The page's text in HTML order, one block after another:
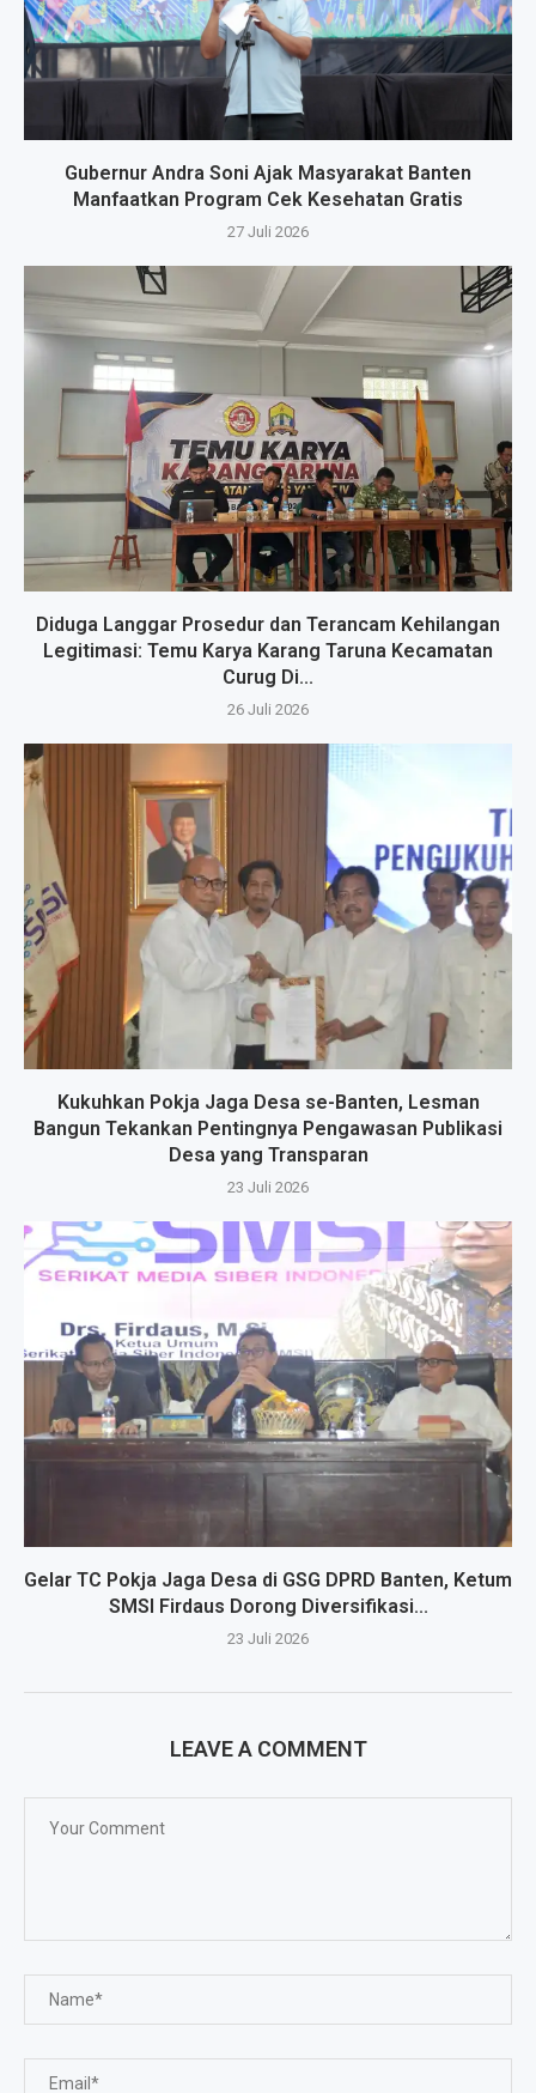
Gubernur Andra Soni Ajak Masyarakat Banten
Manfaatkan Program Cek Kesehatan Gratis
27 Juli 2026
Diduga Langgar Prosedur dan Terancam Kehilangan
Legitimasi: Temu Karya Karang Taruna Kecamatan
Curug Di...
26 Juli 2026
Kukuhkan Pokja Jaga Desa se-Banten, Lesman
Bangun Tekankan Pentingnya Pengawasan Publikasi
Desa yang Transparan
23 Juli 2026
Gelar TC Pokja Jaga Desa di GSG DPRD Banten, Ketum
SMSI Firdaus Dorong Diversifikasi...
23 Juli 2026
LEAVE A COMMENT